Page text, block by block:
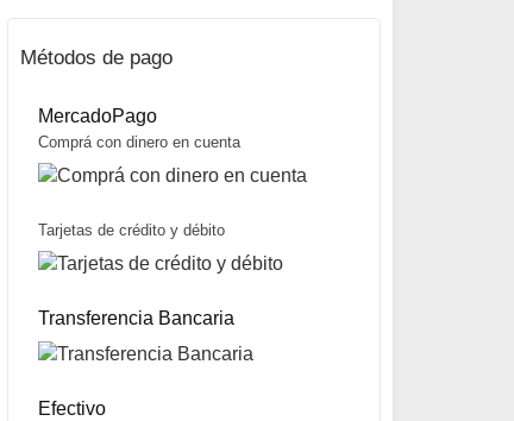
Precio sin impuestos nacionales:$1.975
10% OFFabonando con Efectivo
Métodos de pago
MercadoPago
Comprá con dinero en cuenta
Tarjetas de crédito y débito
Transferencia Bancaria
Efectivo